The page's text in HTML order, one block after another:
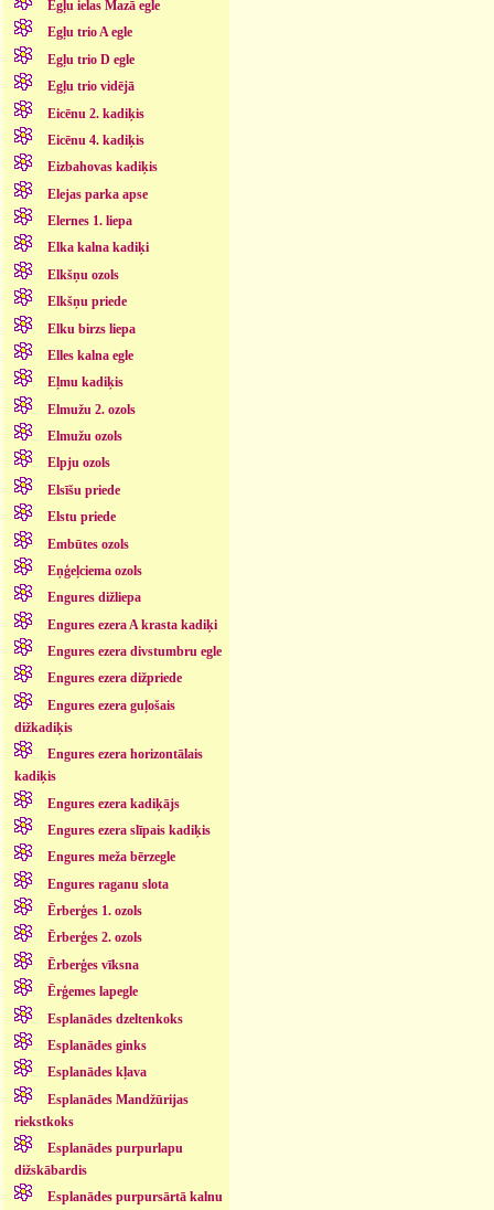
Egļu ielas Mazā egle
Egļu trio A egle
Egļu trio D egle
Egļu trio vidējā
Eicēnu 2. kadiķis
Eicēnu 4. kadiķis
Eizbahovas kadiķis
Elejas parka apse
Elernes 1. liepa
Elka kalna kadiķi
Elkšņu ozols
Elkšņu priede
Elku birzs liepa
Elles kalna egle
Eļmu kadiķis
Elmužu 2. ozols
Elmužu ozols
Elpju ozols
Elsīšu priede
Elstu priede
Embūtes ozols
Eņģeļciema ozols
Engures dižliepa
Engures ezera A krasta kadiķi
Engures ezera divstumbru egle
Engures ezera dižpriede
Engures ezera guļošais
dižkadiķis
Engures ezera horizontālais
kadiķis
Engures ezera kadiķājs
Engures ezera slīpais kadiķis
Engures meža bērzegle
Engures raganu slota
Ērberģes 1. ozols
Ērberģes 2. ozols
Ērberģes vīksna
Ērģemes lapegle
Esplanādes dzeltenkoks
Esplanādes ginks
Esplanādes kļava
Esplanādes Mandžūrijas
riekstkoks
Esplanādes purpurlapu
dižskābardis
Esplanādes purpursārtā kalnu